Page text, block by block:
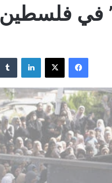
في فلسطين
فيسبوك ‫X لينكدإن